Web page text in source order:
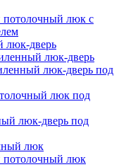
люк с
дверь
люк-дверь
люк-дверь под
люк под
люк-дверь под
люк
люк